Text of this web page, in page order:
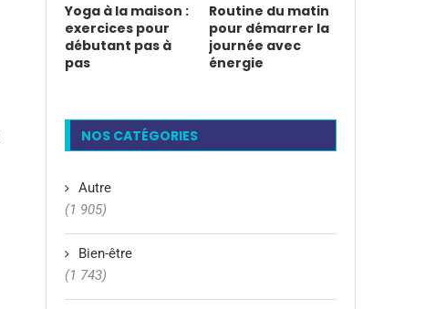
Yoga à la maison :
exercices pour
débutant pas à
pas
Routine du matin
pour démarrer la
journée avec
énergie
NOS CATÉGORIES
Autre
(1 905)
Bien-être
(1 743)